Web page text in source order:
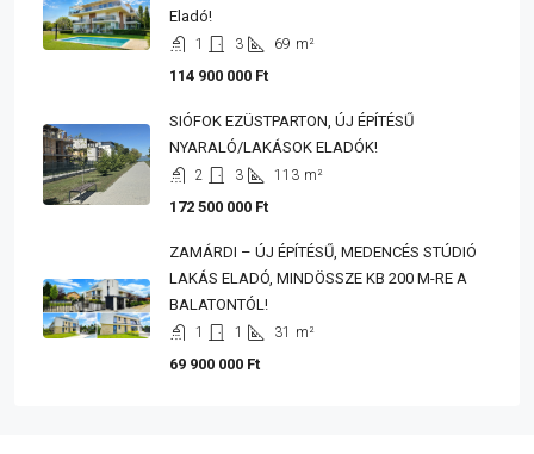
Eladó!
1 3 69 m²
114 900 000 Ft
SIÓFOK EZÜSTPARTON, ÚJ ÉPÍTÉSŰ
NYARALÓ/LAKÁSOK ELADÓK!
2 3 113 m²
172 500 000 Ft
ZAMÁRDI – ÚJ ÉPÍTÉSŰ, MEDENCÉS STÚDIÓ
LAKÁS ELADÓ, MINDÖSSZE KB 200 M-RE A
BALATONTÓL!
1 1 31 m²
69 900 000 Ft